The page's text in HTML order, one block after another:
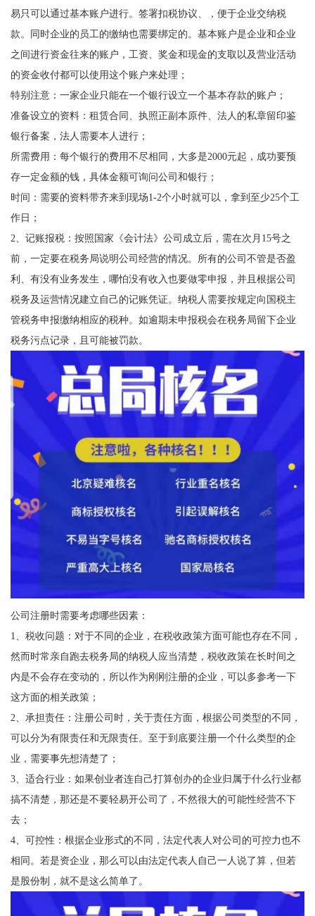
易只可以通过基本账户进行。签署扣税协议、，便于企业交纳税
款。同时企业的员工的缴纳也需要绑定的。基本账户是企业和企业
之间进行资金往来的账户，工资、奖金和现金的支取以及营业活动
的资金收付都可以使用这个账户来处理；
特别注意：一家企业只能在一个银行设立一个基本存款的账户；
准备设立的资料：租赁合同、执照正副本原件、法人的私章留印鉴
银行备案，法人需要本人进行；
所需费用：每个银行的费用不尽相同，大多是2000元起，成功要预
存一定金额的钱，具体金额可询问公司和银行；
时间：需要的资料带齐来到现场1-2个小时就可以，拿到至少25个工
作日；
2、记账报税：按照国家《会计法》公司成立后，需在次月15号之
前，一定要在税务局说明公司经营的情况。所有的公司不管是否盈
利、有没有业务发生，哪怕没有收入也要做零申报，并且根据公司
税务及运营情况建立自己的记账凭证。纳税人需要按规定向国税主
管税务申报缴纳相应的税种。如逾期未申报税会在税务局留下企业
税务污点记录，且可能被罚款。
公司注册时需要考虑哪些因素：
1、税收问题：对于不同的企业，在税收政策方面可能也存在不同，
然而时常亲自跑去税务局的纳税人应当清楚，税收政策在长时间之
内是不会存在变动的，所以作为刚刚注册的企业，可以多参考一下
这方面的相关政策；
2、承担责任：注册公司时，关于责任方面，根据公司类型的不同，
可以分为有限责任和无限责任。至于到底要注册一个什么类型的企
业，需要事先想清楚了；
3、适合行业：如果创业者连自己打算创办的企业归属于什么行业都
搞不清楚，那还是不要轻易开公司了，不然很大的可能性经营不下
去；
4、可控性：根据企业形式的不同，法定代表人对公司的可控力也不
相同。若是资企业，那么可以由法定代表人自己一人说了算，但若
是股份制，就不是这么简单了。